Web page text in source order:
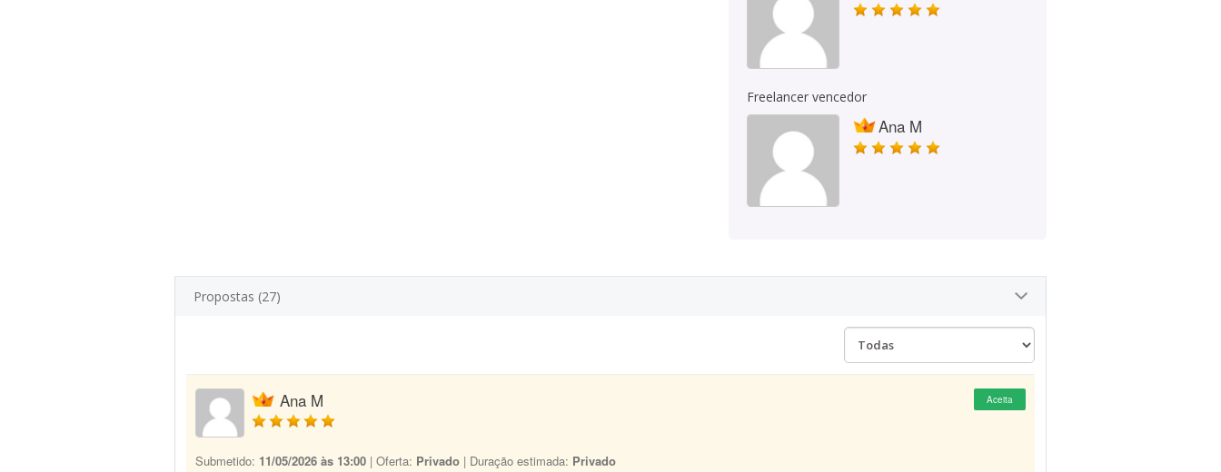
Freelancer vencedor
Ana M
Propostas (27)
Ana M Aceita
Submetido: 11/05/2026 às 13:00 | Oferta: Privado | Duração estimada: Privado